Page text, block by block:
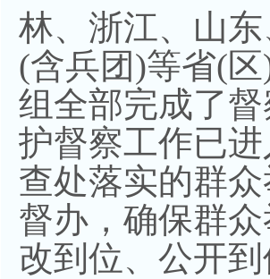
林、浙江、山
(含兵团)等省(
组全部完成了
护督察工作已
查处落实的群
督办，确保群
改到位、公开